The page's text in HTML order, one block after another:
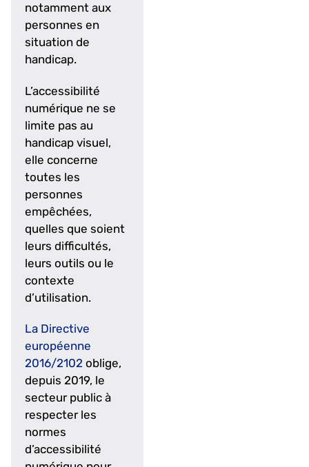
notamment aux
personnes en
situation de
handicap.
L’accessibilité
numérique ne se
limite pas au
handicap visuel,
elle concerne
toutes les
personnes
empêchées,
quelles que soient
leurs difficultés,
leurs outils ou le
contexte
d’utilisation.
La Directive
européenne
2016/2102 oblige,
depuis 2019, le
secteur public à
respecter les
normes
d’accessibilité